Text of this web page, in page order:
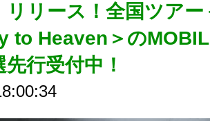
リリース！全国ツア
to Heaven＞の
行受付中！